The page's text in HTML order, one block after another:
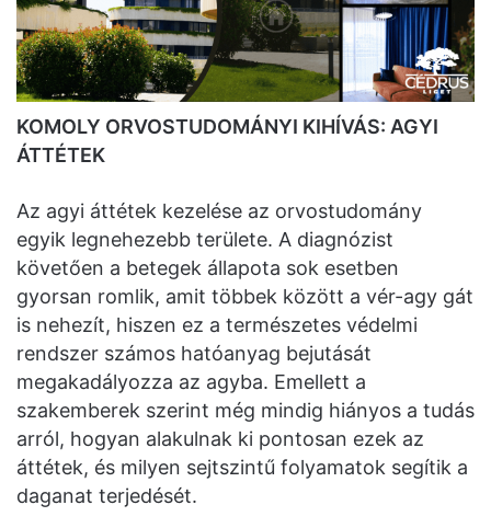
KOMOLY ORVOSTUDOMÁNYI KIHÍVÁS: AGYI
ÁTTÉTEK
Az agyi áttétek kezelése az orvostudomány
egyik legnehezebb területe. A diagnózist
követően a betegek állapota sok esetben
gyorsan romlik, amit többek között a vér-agy gát
is nehezít, hiszen ez a természetes védelmi
rendszer számos hatóanyag bejutását
megakadályozza az agyba. Emellett a
szakemberek szerint még mindig hiányos a tudás
arról, hogyan alakulnak ki pontosan ezek az
áttétek, és milyen sejtszintű folyamatok segítik a
daganat terjedését.